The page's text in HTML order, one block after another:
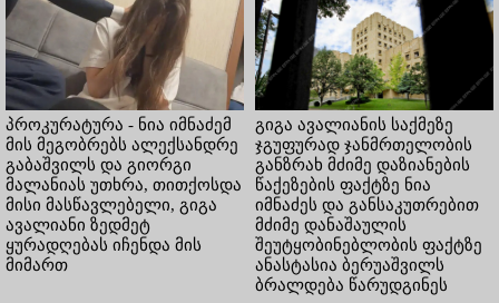
პროკურატურა - ნია იმნაძემ
მის მეგობრებს ალექსანდრე
გაბაშვილს და გიორგი
მალანიას უთხრა, თითქოსდა
მისი მასწავლებელი, გიგა
ავალიანი ზედმეტ
ყურადღებას იჩენდა მის
მიმართ
გიგა ავალიანის საქმეზე
ჯგუფურად ჯანმრთელობის
განზრახ მძიმე დაზიანების
წაქეზების ფაქტზე ნია
იმნაძეს და განსაკუთრებით
მძიმე დანაშაულის
შეუტყობინებლობის ფაქტზე
ანასტასია ბერუაშვილს
ბრალდება წარუდგინეს